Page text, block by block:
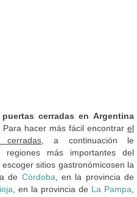
cerradas en Argentina
hacer más fácil encontrar el
, a continuación le
más importantes del
sitios gastronómicosen la
de Córdoba , en la provincia de
, en la provincia de La Pampa